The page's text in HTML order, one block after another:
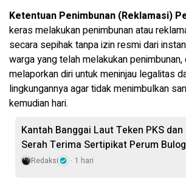
Ketentuan Penimbunan (Reklamasi)
keras melakukan penimbunan atau
secara sepihak tanpa izin resmi dari
warga yang telah melakukan
melaporkan diri untuk meninjau legalitas
lingkungannya agar tidak menimbulkan
kemudian hari.
Kantah Banggai Laut Teken PKS dan
Serah Terima Sertipikat Perum Bulog
Redaksi 1 hari